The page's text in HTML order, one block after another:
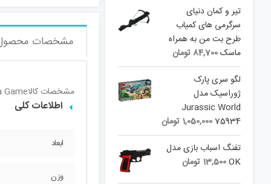
مشخصات
مشخصات کالاGame
اطلاعات کلی
ابعاد
وزن
تیر و کمان دنیای
سرگرمی های کمیاب
طرح بت من به همراه
ماسک84,700 تومان
لگو سری پارک
ژوراسیک مدل
Jurassic World
75934
1,050,000 تومان
تفنگ اسباب بازی مدل
OK
13,500 تومان